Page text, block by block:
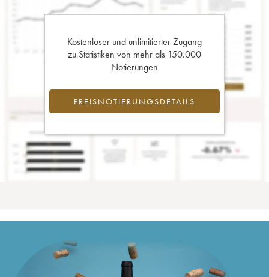
Kostenloser und unlimitierter Zugang
zu Statistiken von mehr als 150.000
Notierungen
PREISNOTIERUNGSDETAILS